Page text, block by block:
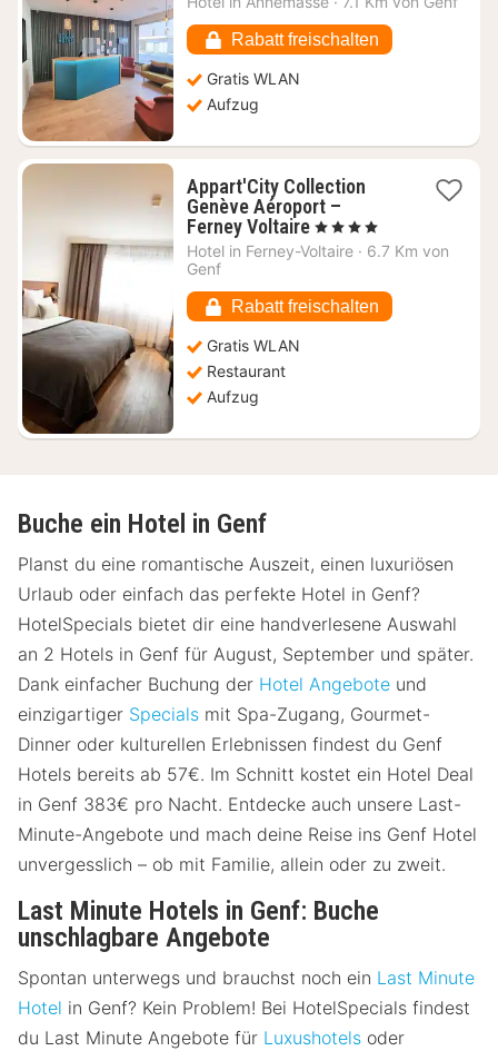
87,67
€
Rabatt freischalten
Gratis WLAN
Aufzug
Appart'City Collection
Genève Aéroport –
Ferney Voltaire1
Nacht
€
, 4 Sterne
Hotel in Ferney-Voltaire · 6.7 Km von
Genf
Rabatt freischalten
Gratis WLAN
Restaurant
Aufzug
Buche ein Hotel in Genf
Planst du eine romantische Auszeit, einen luxuriösen
Urlaub oder einfach das perfekte Hotel in Genf?
HotelSpecials bietet dir eine handverlesene Auswahl
an 2 Hotels in Genf für August, September und später.
Dank einfacher Buchung der Hotel Angebote und
einzigartiger Specials mit Spa-Zugang, Gourmet-
Dinner oder kulturellen Erlebnissen findest du Genf
Hotels bereits ab 57€. Im Schnitt kostet ein Hotel Deal
in Genf 383€ pro Nacht. Entdecke auch unsere Last-
Minute-Angebote und mach deine Reise ins Genf Hotel
unvergesslich – ob mit Familie, allein oder zu zweit.
Last Minute Hotels in Genf: Buche
unschlagbare Angebote
Spontan unterwegs und brauchst noch ein Last Minute
Hotel in Genf? Kein Problem! Bei HotelSpecials findest
du Last Minute Angebote für Luxushotels oder